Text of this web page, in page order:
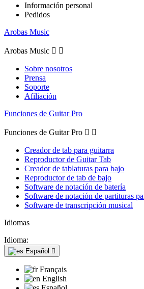
Información personal
Pedidos
Arobas Music
Arobas Music  
Sobre nosotros
Prensa
Soporte
Afiliación
Funciones de Guitar Pro
Funciones de Guitar Pro  
Creador de tab para guitarra
Reproductor de Guitar Tab
Creador de tablaturas para bajo
Reproductor de tab de bajo
Software de notación de batería
Software de notación de partituras
Software de transcripción musical
Idiomas
Idioma:
Español 
Français
English